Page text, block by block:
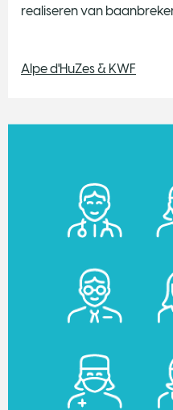
realiseren van
Alpe d'HuZes & KWF